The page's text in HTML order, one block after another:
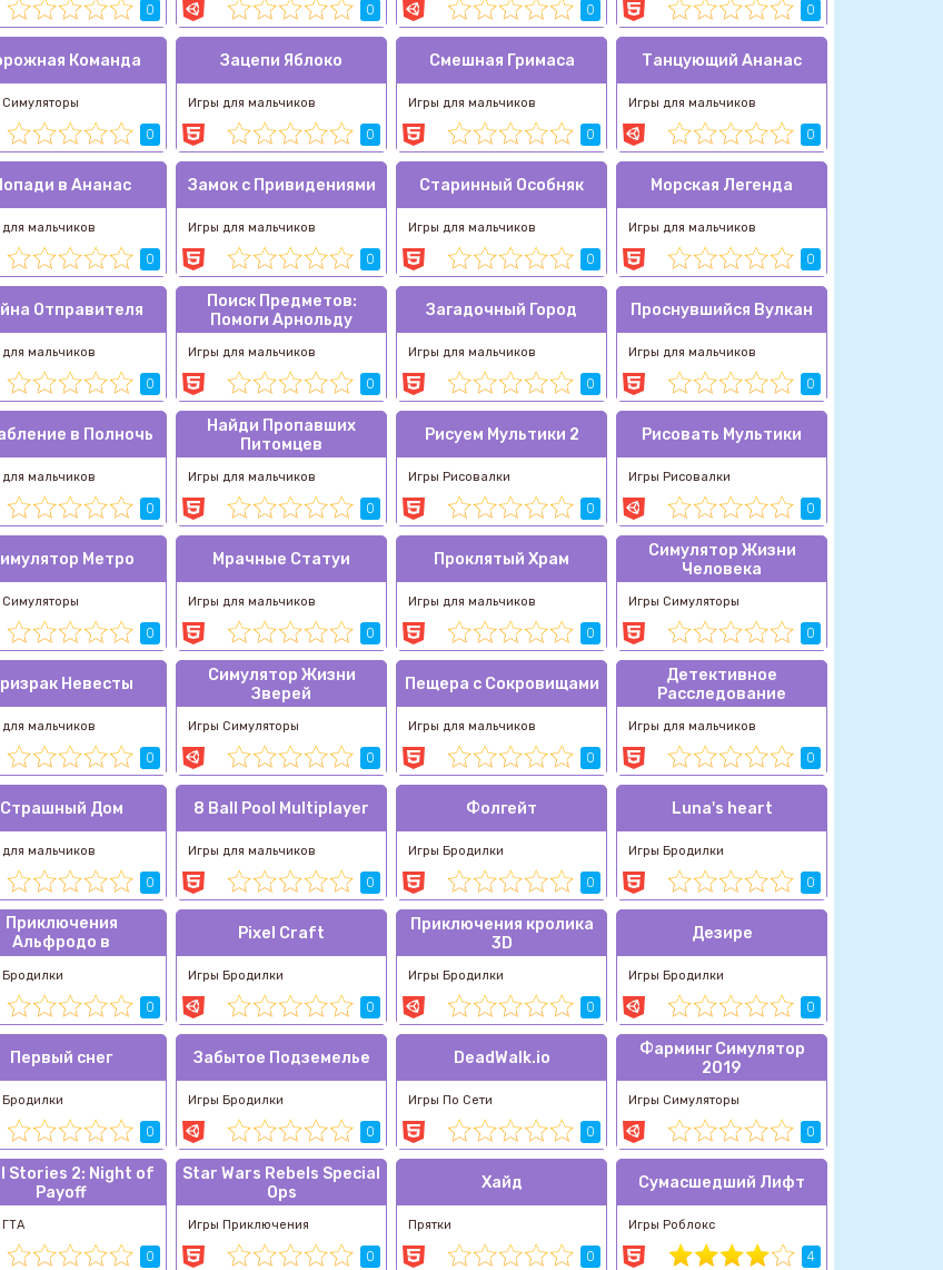
0 0 0 0
Команда
0
Зацепи Яблоко
Игры для мальчиков
0
Смешная Гримаса
Игры для мальчиков
0
Танцующий Ананас
Игры для мальчиков
0
в Ананас
мальчиков
0
Замок с Привидениями
Игры для мальчиков
0
Старинный Особняк
Игры для мальчиков
0
Морская Легенда
Игры для мальчиков
0
Отправителя
мальчиков
0
Поиск Предметов:
Помоги Арнольду
Игры для мальчиков
0
Загадочный Город
Игры для мальчиков
0
Проснувшийся Вулкан
Игры для мальчиков
0
в Полночь
мальчиков
0
Найди Пропавших
Питомцев
Игры для мальчиков
0
Рисуем Мультики 2
Игры Рисовалки
0
Рисовать Мультики
Игры Рисовалки
0
Метро
0
Мрачные Статуи
Игры для мальчиков
0
Проклятый Храм
Игры для мальчиков
0
Симулятор Жизни
Человека
Игры Симуляторы
0
Невесты
мальчиков
0
Симулятор Жизни
Зверей
Игры Симуляторы
0
Пещера с Сокровищами
Игры для мальчиков
0
Детективное
Расследование
Игры для мальчиков
0
Страшный Дом
мальчиков
0
8 Ball Pool Multiplayer
Игры для мальчиков
0
Фолгейт
Игры Бродилки
0
Luna's heart
Игры Бродилки
0
Приключения
Альфродо в
подземелье
0
Pixel Craft
Игры Бродилки
0
Приключения кролика
3D
Игры Бродилки
0
Дезире
Игры Бродилки
0
Первый снег
0
Забытое Подземелье
Игры Бродилки
0
DeadWalk.io
Игры По Сети
0
Фарминг Симулятор
2019
Игры Симуляторы
0
Stories 2: Night of
Payoff
0
Star Wars Rebels Special
Ops
Игры Приключения
0
Хайд
Прятки
0
Сумасшедший Лифт
Игры Роблокс
4